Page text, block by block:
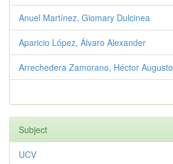
Anuel Martínez, Giomary Dulcinea
Aparicio López, Álvaro Alexander
Arrechedera Zamorano, Héctor Augusto
Subject
UCV